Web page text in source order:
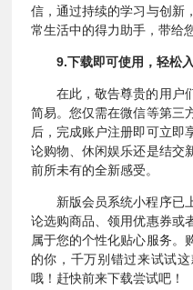
信，通过持续的学习与创新
常生活中的得力助手，带给
9.下载即可使用，轻松
在此，敬告尊贵的用户
简易。您仅需在微信等第三
后，完成账户注册即可立即
论购物、休闲娱乐还是结交
前所未有的全新感受。
新版会员系统小程序已
论选购商品、领用优惠券或
属于您的个性化贴心服务。
的你，千万别错过来试试
哦！赶快前来下载尝试吧！